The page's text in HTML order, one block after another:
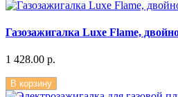
Газозажигалка Luxe Flame,
1 428.00 р.
В корзину